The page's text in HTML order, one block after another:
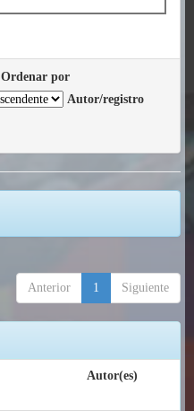
Ordenar por
Autor/registro
Anterior 1 Siguiente
Autor(es)